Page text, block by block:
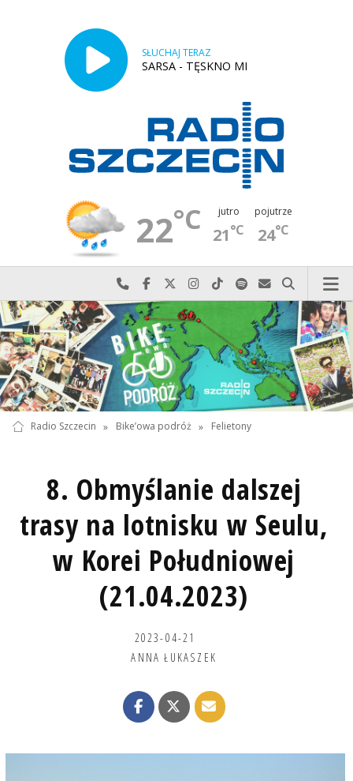
SŁUCHAJ TERAZ
SARSA - TĘSKNO MI
22°C jutro
21°C
pojutrze
24°C
Najlepiej po prostu do nas zadzwoń
Odwiedź nas na Facebook-u
Odwiedź nas na X
Odwiedź nas na Instagram-ie
Odwiedź nas na TikTok-u
Szukaj nas na Spotify
Wyślij do nas
Szukaj
Radio Szczecin » Bike’owa podróż » Felietony
8. Obmyślanie dalszej
trasy na lotnisku w Seulu,
w Korei Południowej
(21.04.2023)
2023-04-21
ANNA ŁUKASZEK